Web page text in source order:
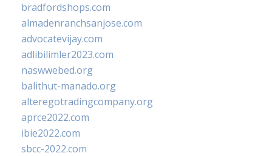
bradfordshops.com
almadenranchsanjose.com
advocatevijay.com
adlibilimler2023.com
naswwebed.org
balithut-manado.org
alteregotradingcompany.org
aprce2022.com
ibie2022.com
sbcc-2022.com